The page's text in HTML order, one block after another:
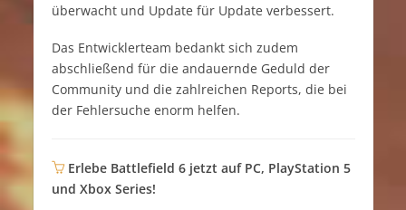
überwacht und Update für Update verbessert.
Das Entwicklerteam bedankt sich zudem
abschließend für die andauernde Geduld der
Community und die zahlreichen Reports, die bei
der Fehlersuche enorm helfen.
Erlebe Battlefield 6 jetzt auf PC, PlayStation 5
und Xbox Series!